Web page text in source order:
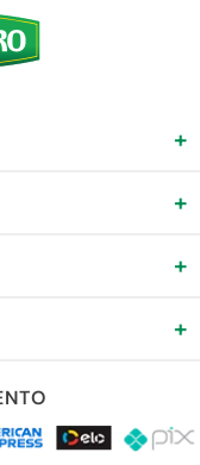
+
+
+
+